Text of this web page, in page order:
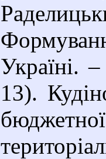
Україні.
13).